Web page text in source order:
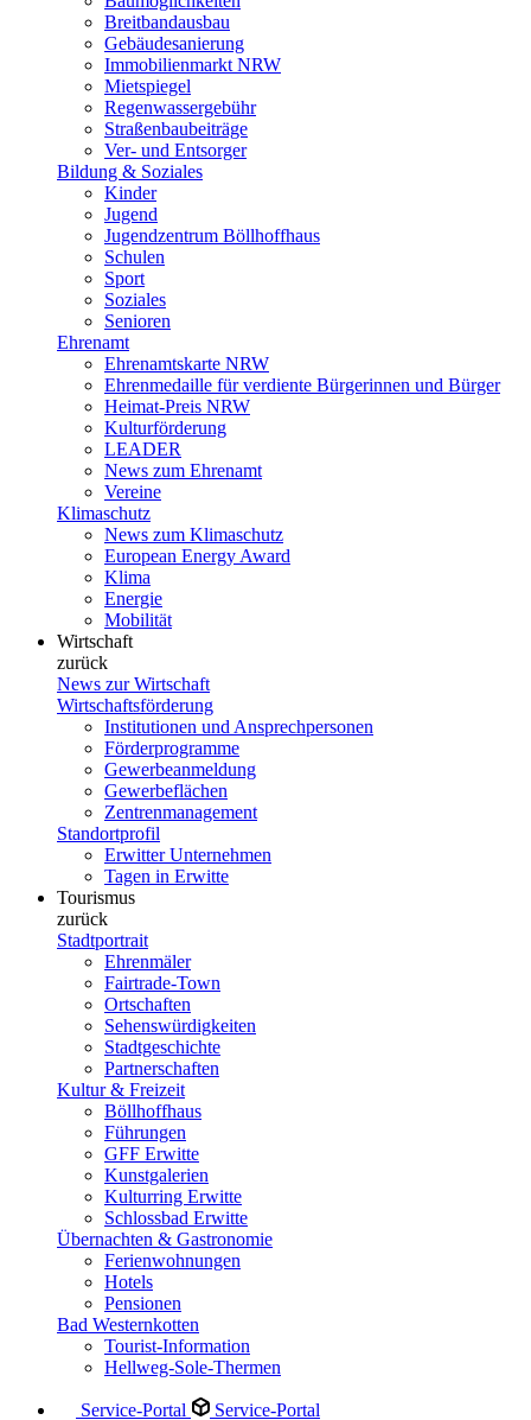
Breitbandausbau
Gebäudesanierung
Immobilienmarkt NRW
Mietspiegel
Regenwassergebühr
Straßenbaubeiträge
Ver- und Entsorger
Bildung & Soziales
Kinder
Jugend
Jugendzentrum Böllhoffhaus
Schulen
Sport
Soziales
Senioren
Ehrenamt
Ehrenamtskarte NRW
Ehrenmedaille für verdiente Bürgerinnen und Bürger
Heimat-Preis NRW
Kulturförderung
LEADER
News zum Ehrenamt
Vereine
Klimaschutz
News zum Klimaschutz
European Energy Award
Klima
Energie
Mobilität
Wirtschaft
zurück
News zur Wirtschaft
Wirtschaftsförderung
Institutionen und Ansprechpersonen
Förderprogramme
Gewerbeanmeldung
Gewerbeflächen
Zentrenmanagement
Standortprofil
Erwitter Unternehmen
Tagen in Erwitte
Tourismus
zurück
Stadtportrait
Ehrenmäler
Fairtrade-Town
Ortschaften
Sehenswürdigkeiten
Stadtgeschichte
Partnerschaften
Kultur & Freizeit
Böllhoffhaus
Führungen
GFF Erwitte
Kunstgalerien
Kulturring Erwitte
Schlossbad Erwitte
Übernachten & Gastronomie
Ferienwohnungen
Hotels
Pensionen
Bad Westernkotten
Tourist-Information
Hellweg-Sole-Thermen
Service-Portal Service-Portal